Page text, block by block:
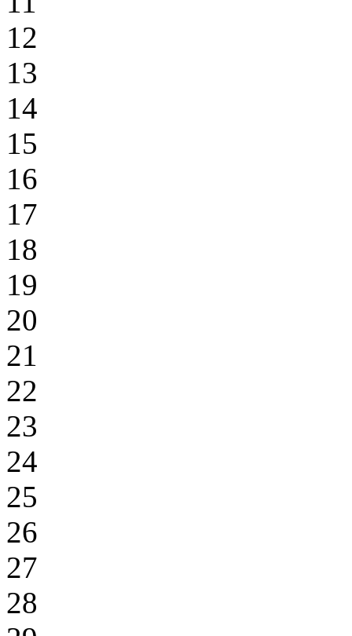
12
13
14
15
16
17
18
19
20
21
22
23
24
25
26
27
28